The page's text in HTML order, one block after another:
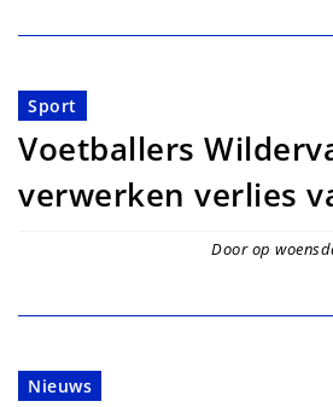
Sport
Voetballers
verwerken verlies
Door op
Nieuws